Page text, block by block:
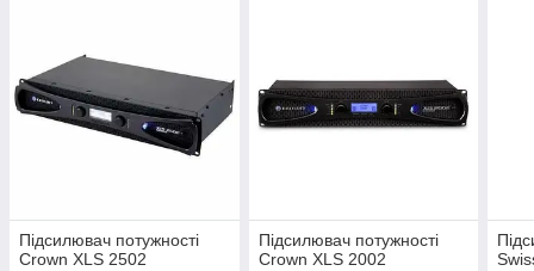
Підсилювач потужності
Crown XLS 2502
Підсилювач потужності
Crown XLS 2002